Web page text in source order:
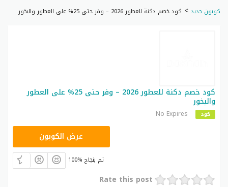
كوبون جديد > كود خصم دكنة للعطور 2026 – وفر حتى 25% على العطور والبخور
كود خصم دكنة للعطور 2026 – وفر حتى 25% على العطور
والبخور
كود No Expires
عرض الكوبون
100% تم بنجاح
Rate this post